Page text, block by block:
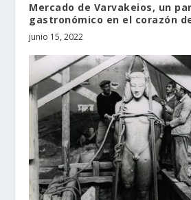
Mercado de Varvakeios, un
gastronómico en el corazón
junio 15, 2022